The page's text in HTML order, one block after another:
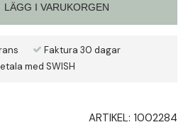
LÄGG I VARUKORGEN
Faktura 30 dagar
med SWISH
ARTIKEL: 1002284